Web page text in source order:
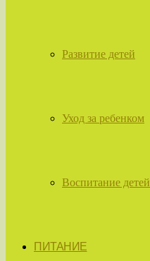
Развитие детей
Уход за ребенком
Воспитание детей
ПИТАНИЕ